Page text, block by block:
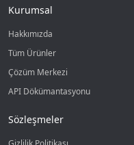
Kurumsal
Hakkımızda
Tüm Ürünler
Çözüm Merkezi
API Dökümantasyonu
Sözleşmeler